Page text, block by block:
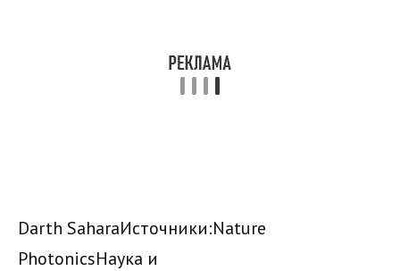
Darth SaharaИсточники:Nature
PhotonicsНаука и